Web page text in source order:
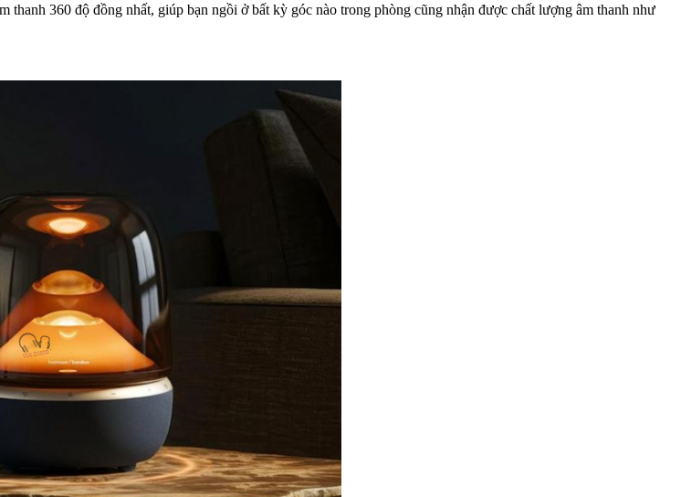
thanh 360 độ đồng nhất, giúp bạn ngồi ở bất kỳ góc nào trong phòng cũng nhận được chất lượng âm thanh như